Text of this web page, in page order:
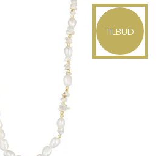
TILBUD